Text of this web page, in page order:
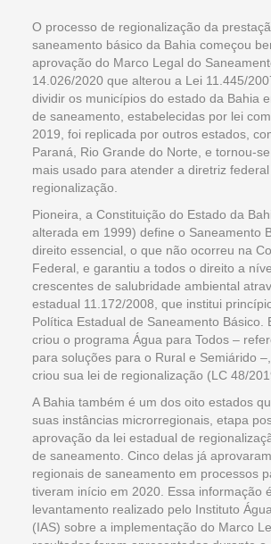
O processo de regionalização da
saneamento básico da Bahia começou
aprovação do Marco Legal do
14.026/2020 que alterou a Lei 11.445/
dividir os municípios do estado da Bahia
de saneamento, estabelecidas por lei
2019, foi replicada por outros estados,
Paraná, Rio Grande do Norte, e tornou-
mais usado para atender a diretriz federal
regionalização.
Pioneira, a Constituição do Estado da
alterada em 1999) define o Saneamento
direito essencial, o que não ocorreu na
Federal, e garantiu a todos o direito a
crescentes de salubridade ambiental
estadual 11.172/2008, que institui
Política Estadual de Saneamento Básico.
criou o programa Água para Todos –
para soluções para o Rural e Semiárido
criou sua lei de regionalização (LC 48/
A Bahia também é um dos oito estados
suas instâncias microrregionais, etapa
aprovação da lei estadual de
de saneamento. Cinco delas já
regionais de saneamento em processos
tiveram início em 2020. Essa informação
levantamento realizado pelo Instituto
(IAS) sobre a implementação do Marco